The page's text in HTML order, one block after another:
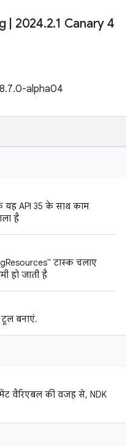
2024.2.1 Canary 4
alpha04
यह API 35 के साथ काम
है
टास्क चलाए
हो जाती है
टूल बनाएं.
वैरिएबल की वजह से, NDK